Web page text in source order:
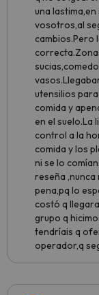
una lastima,en
vosotros,al
cambios.Pero
utensilios para
comida y
en el suelo.La
control a la
comida y los
ni se lo
reseña ,nunca
pena,pq lo
costó q
grupo q
tendríais q
operador,q